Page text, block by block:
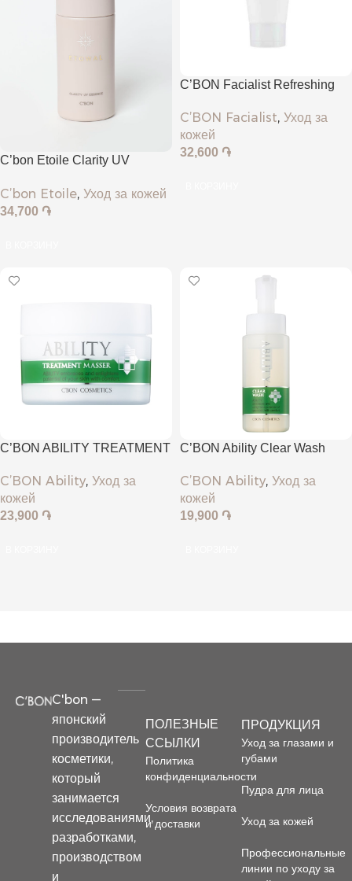
C’bon Etoile Clarity UV
C’bon Etoile, Уход за кожей
34,700 ֏
C’BON Facialist Refreshing
C’BON Facialist, Уход за
кожей
32,600 ֏
C’BON ABILITY TREATMENT
C’BON Ability, Уход за
кожей
23,900 ֏
C’BON Ability Clear Wash
C’BON Ability, Уход за
кожей
19,900 ֏
C'bon —
японский
производитель
косметики,
который
занимается
исследованиями,
разработками,
производством
и
ПОЛЕЗНЫЕ
ССЫЛКИ
Политика
конфиденциальности
Условия возврата
и доставки
ПРОДУКЦИЯ
Уход за глазами и
губами
Пудра для лица
Уход за кожей
Профессиональные
линии по уходу за